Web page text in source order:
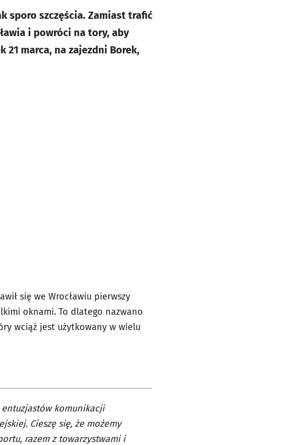
sporo szczęścia. Zamiast trafić
i powróci na tory, aby
marca, na zajezdni Borek,
się we Wrocławiu pierwszy
oknami. To dlatego nazwano
wciąż jest użytkowany w wielu
komunikacji
Cieszę się, że możemy
razem z towarzystwami i